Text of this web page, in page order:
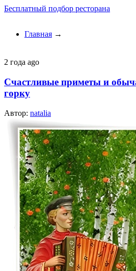
Бесплатный подбор ресторана
Главная →
2 года ago
Счастливые приметы и
горку
Автор: natalia